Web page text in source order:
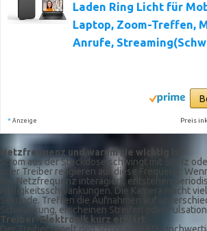
Laden Ring Licht für
Laptop, Zoom-Treffen,
Anrufe,
* Anzeige Preis
Netzfrequenz und warum sie wichtig ist
Strom aus der Steckdose schwingt mit 50 Hz
oder Treiber reagieren auf diese Frequenz.
der Netzfrequenz interagiert, entstehen
Helligkeitsschwankungen. Die Kamera macht
Sekunde. Treffen die Aufnahmen auf
Schwankung, erscheinen Streifen oder
Treiber-Elektronik kurz erklärt